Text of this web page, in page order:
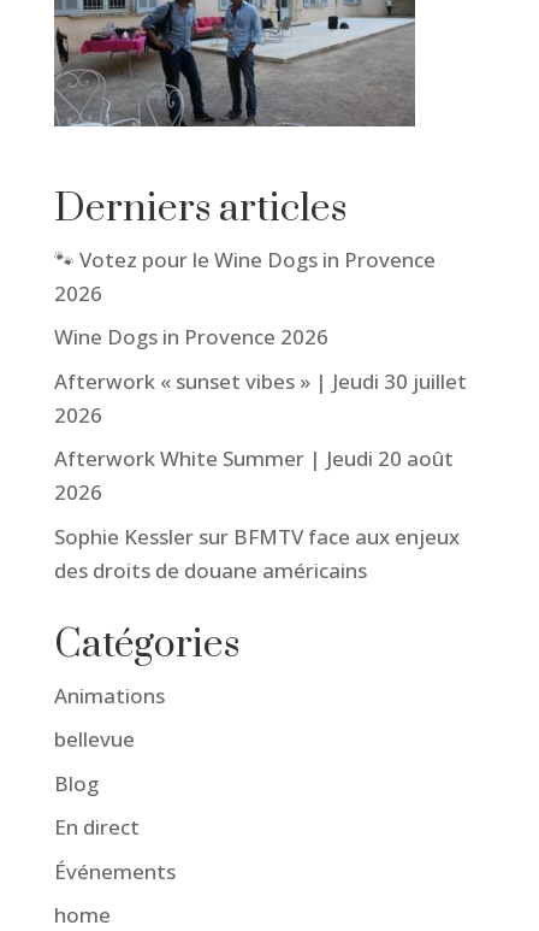
Derniers articles
🐾 Votez pour le Wine Dogs in Provence
2026
Wine Dogs in Provence 2026
Afterwork « sunset vibes » | Jeudi 30 juillet
2026
Afterwork White Summer | Jeudi 20 août
2026
Sophie Kessler sur BFMTV face aux enjeux
des droits de douane américains
Catégories
Animations
bellevue
Blog
En direct
Événements
home